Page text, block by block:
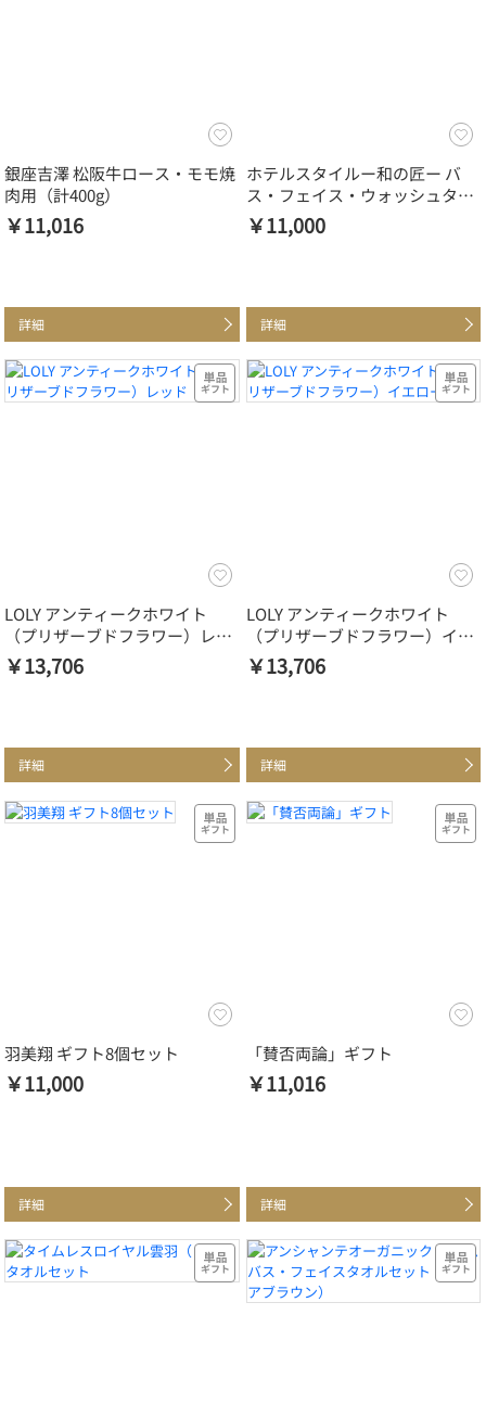
銀座吉澤 松阪牛ロース・モモ焼
肉用（計400g）
￥11,016
詳細
ホテルスタイルー和の匠ー バ
ス・フェイス・ウォッシュタオ
ルセット
￥11,000
詳細
LOLY アンティークホワイト
（プリザーブドフラワー）レッ
ド
￥13,706
詳細
LOLY アンティークホワイト
（プリザーブドフラワー）イエ
ロー
￥13,706
詳細
羽美翔 ギフト8個セット
￥11,000
詳細
「賛否両論」ギフト
￥11,016
詳細